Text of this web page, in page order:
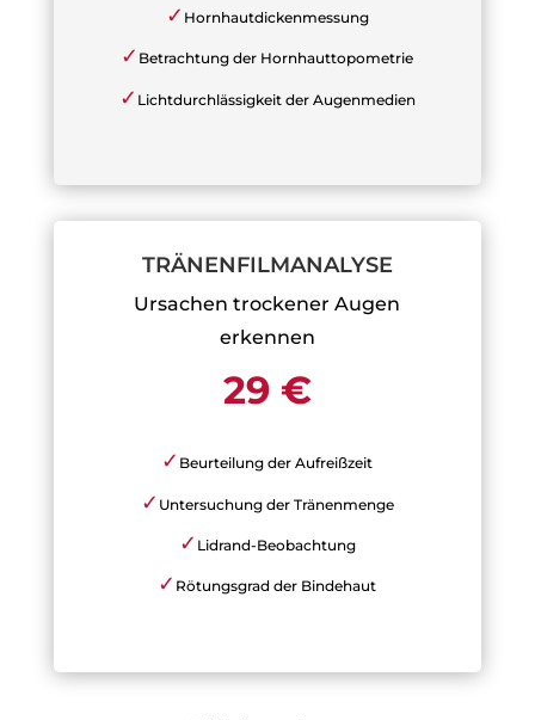
✓ Hornhautdickenmessung
✓ Betrachtung der Hornhauttopometrie
✓ Lichtdurchlässigkeit der Augenmedien
TRÄNENFILMANALYSE
Ursachen trockener Augen
erkennen
29 €
✓ Beurteilung der Aufreißzeit
✓ Untersuchung der Tränenmenge
✓ Lidrand-Beobachtung
✓ Rötungsgrad der Bindehaut